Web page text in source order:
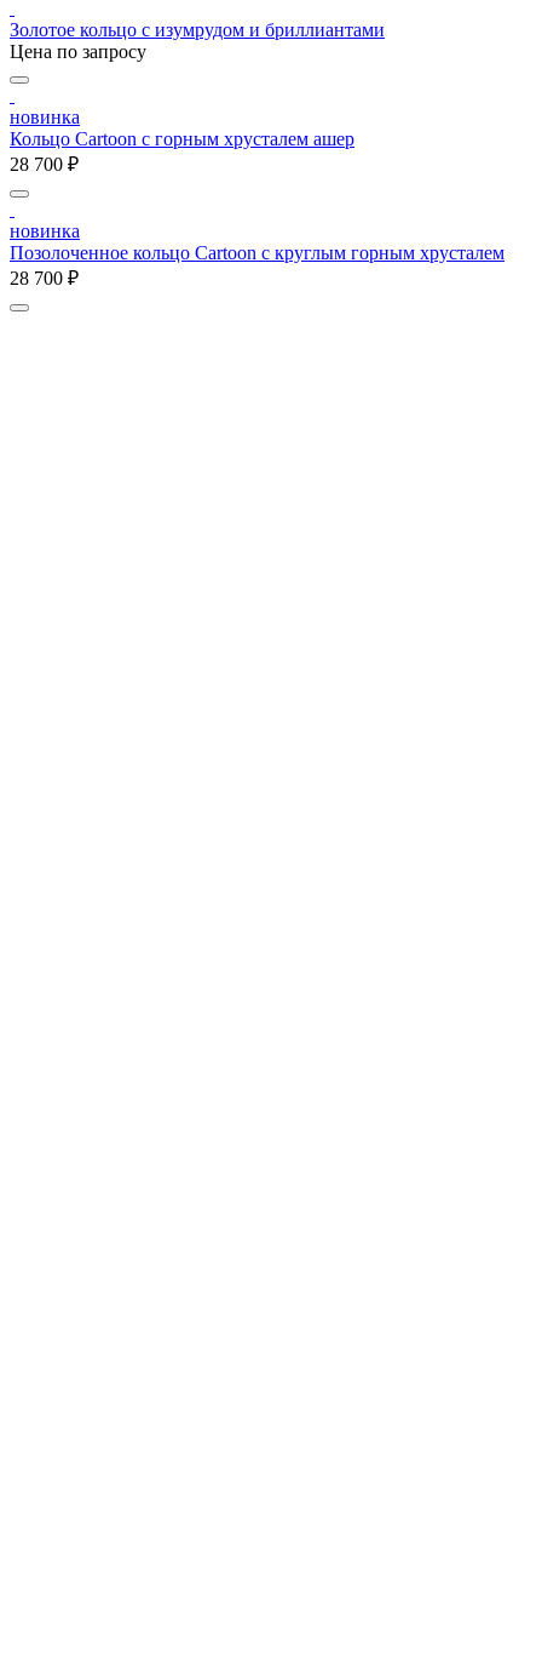
Золотое кольцо с изумрудом и бриллиантами
Цена по запросу
новинка
Кольцо Cartoon c горным хрусталем ашер
28 700 ₽
новинка
Позолоченное кольцо Cartoon c круглым горным хрусталем
28 700 ₽